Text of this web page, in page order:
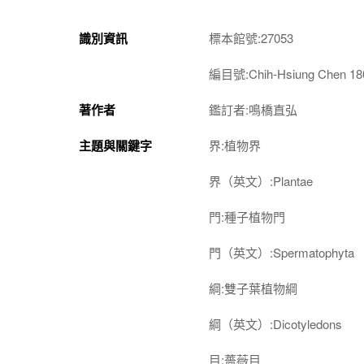
識別資訊 標本館號:27053
編目號:Chih-Hsiung Chen
著作者 鑑訂者:鳴橋直弘
主題與關鍵字 界:植物界
界（英文）:Plantae
門:種子植物門
門（英文）:Spermatophyta
綱:雙子葉植物綱
綱（英文）:Dicotyledons
目:薔薇目